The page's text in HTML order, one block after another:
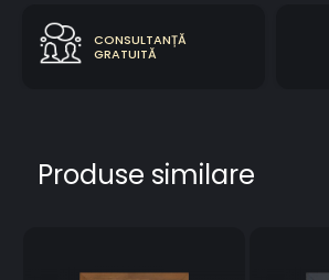
CONSULTANȚĂ
GRATUITĂ
Produse similare